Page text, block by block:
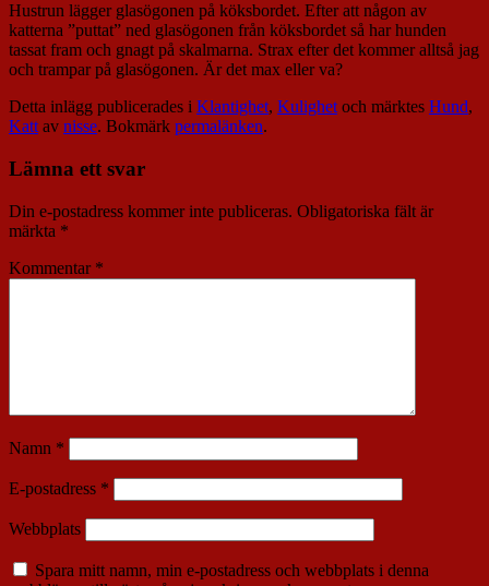
Hustrun lägger glasögonen på köksbordet. Efter att någon av
katterna ”puttat” ned glasögonen från köksbordet så har hunden
tassat fram och gnagt på skalmarna. Strax efter det kommer alltså jag
och trampar på glasögonen. Är det max eller va?
Detta inlägg publicerades i Klantighet, Kulighetoch märktes Hund,
Kattav nisse. Bokmärk permalänken.
Lämna ett svar
Din e-postadress kommer inte publiceras. Obligatoriska fält är
märkta *
Kommentar *
Namn *
E-postadress *
Webbplats
Spara mitt namn, min e-postadress och webbplats i denna